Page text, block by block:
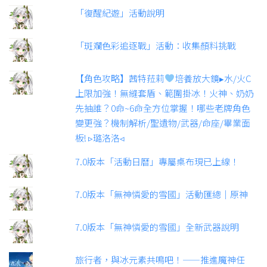
「復醒紀遊」活動說明
「斑斕色彩追逐戰」活動：收集顏料挑戰
【角色攻略】茜特菈莉
培養放大鏡▸水/火C
上限加強！無縫套盾、範圍掛冰！火神、奶奶
先抽誰？0命~6命全方位掌握！哪些老牌角色
變更強？機制解析/聖遺物/武器/命座/畢業面
板! ▹璐洛洛◃
7.0版本「活動日曆」專屬桌布現已上線！
7.0版本「無神憐愛的雪國」活動匯總｜原神
7.0版本「無神憐愛的雪國」全新武器說明
旅行者，與冰元素共鳴吧！——推進魔神任